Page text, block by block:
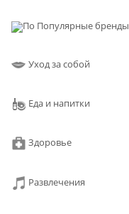
Популярные бренды
Уход за собой
Еда и напитки
Здоровье
Развлечения